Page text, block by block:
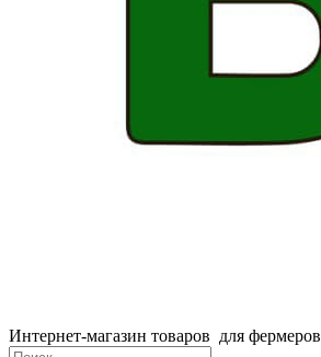
Интернет-магазин товаров для фермеров